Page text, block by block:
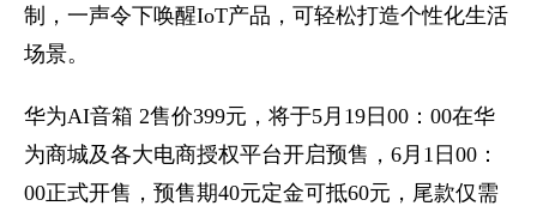
制，一声令下唤醒IoT产品，可轻松打造个性化生活
场景。
华为AI音箱 2售价399元，将于5月19日00：00在华
为商城及各大电商授权平台开启预售，6月1日00：
00正式开售，预售期40元定金可抵60元，尾款仅需